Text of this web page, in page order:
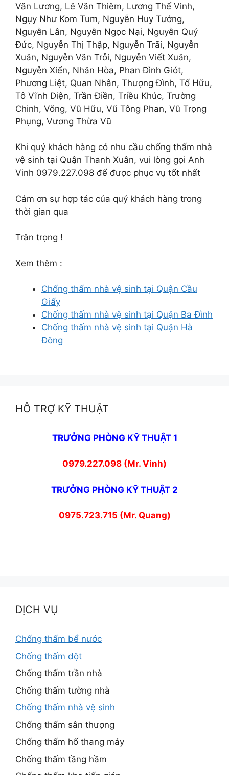
Văn Lương, Lê Văn Thiêm, Lương Thế Vinh,
Ngụy Như Kom Tum, Nguyễn Huy Tưởng,
Nguyễn Lân, Nguyễn Ngọc Nại, Nguyễn Quý
Đức, Nguyễn Thị Thập, Nguyễn Trãi, Nguyễn
Xuân, Nguyễn Văn Trỗi, Nguyễn Viết Xuân,
Nguyễn Xiển, Nhân Hòa, Phan Đình Giót,
Phương Liệt, Quan Nhân, Thượng Đình, Tố Hữu,
Tô Vĩnh Diện, Trần Điền, Triều Khúc, Trường
Chinh, Võng, Vũ Hữu, Vũ Tông Phan, Vũ Trọng
Phụng, Vương Thừa Vũ
Khi quý khách hàng có nhu cầu chống thấm nhà
vệ sinh tại Quận Thanh Xuân, vui lòng gọi Anh
Vinh 0979.227.098 để được phục vụ tốt nhất
Cảm ơn sự hợp tác của quý khách hàng trong
thời gian qua
Trân trọng !
Xem thêm :
Chống thấm nhà vệ sinh tại Quận Cầu
Giấy
Chống thấm nhà vệ sinh tại Quận Ba Đình
Chống thấm nhà vệ sinh tại Quận Hà
Đông
HỖ TRỢ KỸ THUẬT
TRƯỞNG PHÒNG KỸ THUẬT 1
0979.227.098 (Mr. Vinh)
TRƯỞNG PHÒNG KỸ THUẬT 2
0975.723.715 (Mr. Quang)
DỊCH VỤ
Chống thấm bể nước
Chống thấm dột
Chống thấm trần nhà
Chống thấm tường nhà
Chống thấm nhà vệ sinh
Chống thấm sân thượng
Chống thấm hố thang máy
Chống thấm tầng hầm